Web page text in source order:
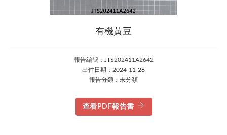
有機黃豆
報告編號：JTS202411A2642
出件日期：2024-11-28
報告分類：未分類
查看PDF報告書